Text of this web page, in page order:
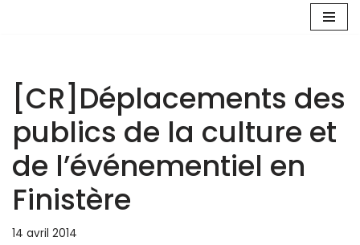
contenu
[CR]Déplacements des
publics de la culture et
de l’événementiel en
Finistère
14 avril 2014